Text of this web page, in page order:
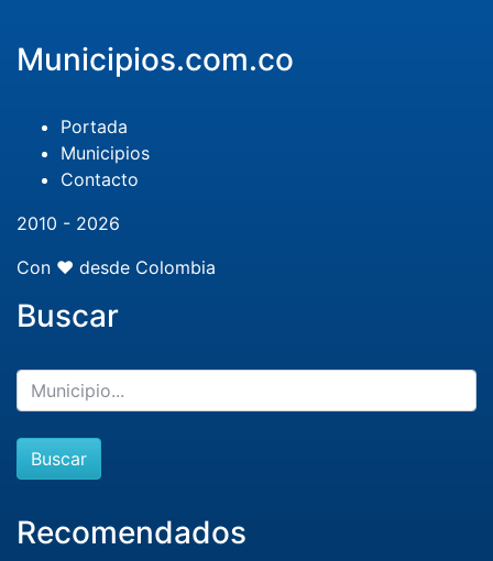
Municipios.com.co
Portada
Municipios
Contacto
2010 - 2026
Con ❤️ desde Colombia
Buscar
Buscar
Recomendados